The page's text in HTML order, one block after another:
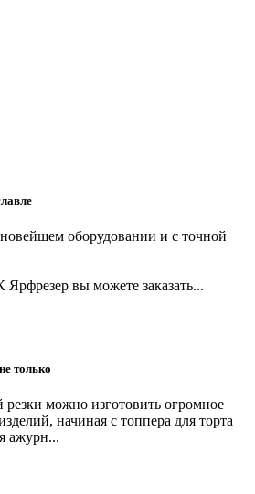
оборудовании и с точной
вы можете заказать...
только
можно изготовить огромное
начиная с топпера для торта
ажурн...